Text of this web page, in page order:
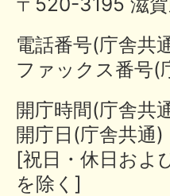
電話番号(庁舎
ファックス番号
開庁時間(庁舎共
開庁日(庁舎共通
[祝日・休日およ
を除く]